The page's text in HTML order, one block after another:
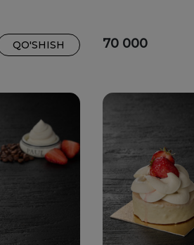
QO'SHISH 70 000